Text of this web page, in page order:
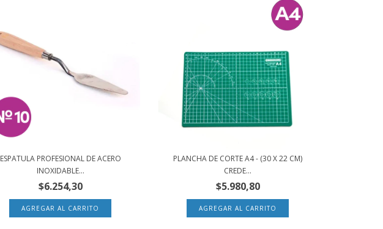
ESPATULA PROFESIONAL DE ACERO
INOXIDABLE...
$6.254,30
PLANCHA DE CORTE A4 - (30 X 22 CM)
CREDE...
$5.980,80